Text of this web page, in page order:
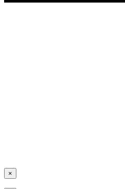
×